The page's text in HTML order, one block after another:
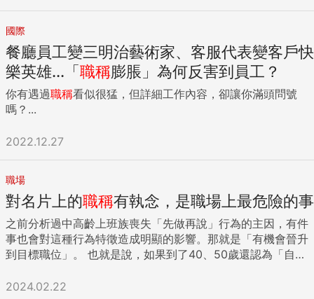
國際
餐廳員工變三明治藝術家、客服代表變客戶快
樂英雄...「職稱膨脹」為何反害到員工？
你有遇過職稱看似很猛，但詳細工作內容，卻讓你滿頭問號
嗎？...
2022.12.27
職場
對名片上的職稱有執念，是職場上最危險的事
之前分析過中高齡上班族喪失「先做再說」行為的主因，有件
事也會對這種行為特徵造成明顯的影響。那就是「有機會晉升
到目標職位」。 也就是說，如果到了40、50歲還認為「自己
戰新事物。 換句話說就是，「追求職位」會阻礙「先做再說」
2024.02.22